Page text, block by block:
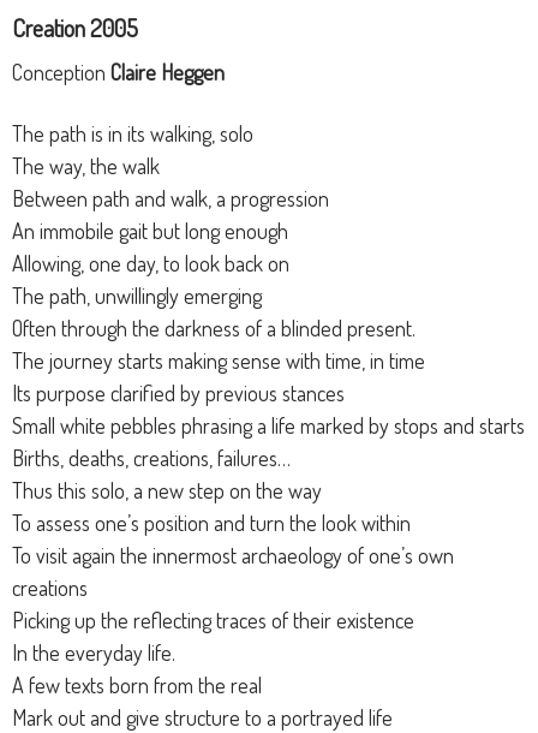
Creation 2005
Conception Claire Heggen
The path is in its walking, solo
The way, the walk
Between path and walk, a progression
An immobile gait but long enough
Allowing, one day, to look back on
The path, unwillingly emerging
Often through the darkness of a blinded present.
The journey starts making sense with time, in time
Its purpose clarified by previous stances
Small white pebbles phrasing a life marked by stops and starts
Births, deaths, creations, failures…
Thus this solo, a new step on the way
To assess one’s position and turn the look within
To visit again the innermost archaeology of one’s own
creations
Picking up the reflecting traces of their existence
In the everyday life.
A few texts born from the real
Mark out and give structure to a portrayed life